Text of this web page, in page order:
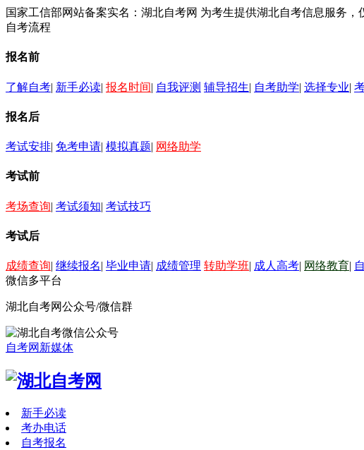
国家工信部网站备案实名：湖北自考网 为考生提供湖北自考信息服务
自考流程
报名前
了解自考| 新手必读| 报名时间| 自我评测 辅导招生| 自考助学| 选择专业|
报名后
考试安排| 免考申请| 模拟真题| 网络助学
考试前
考场查询| 考试须知| 考试技巧
考试后
成绩查询| 继续报名| 毕业申请| 成绩管理 转助学班| 成人高考| 网络教育|
微信多平台
湖北自考网公众号/微信群
自考网新媒体
新手必读
考办电话
自考报名